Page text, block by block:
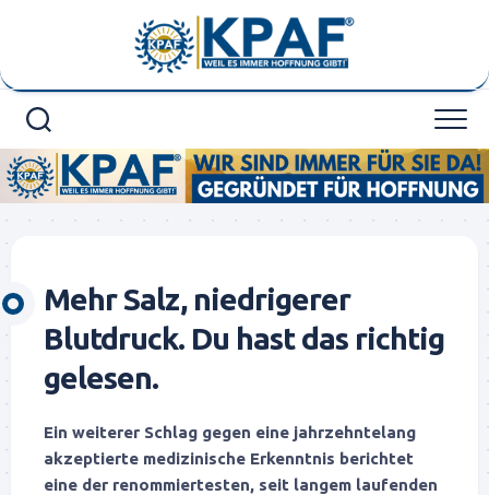
Mehr Salz, niedrigerer
Blutdruck. Du hast das richtig
gelesen.
Ein weiterer Schlag gegen eine jahrzehntelang
akzeptierte medizinische Erkenntnis berichtet
eine der renommiertesten, seit langem laufenden